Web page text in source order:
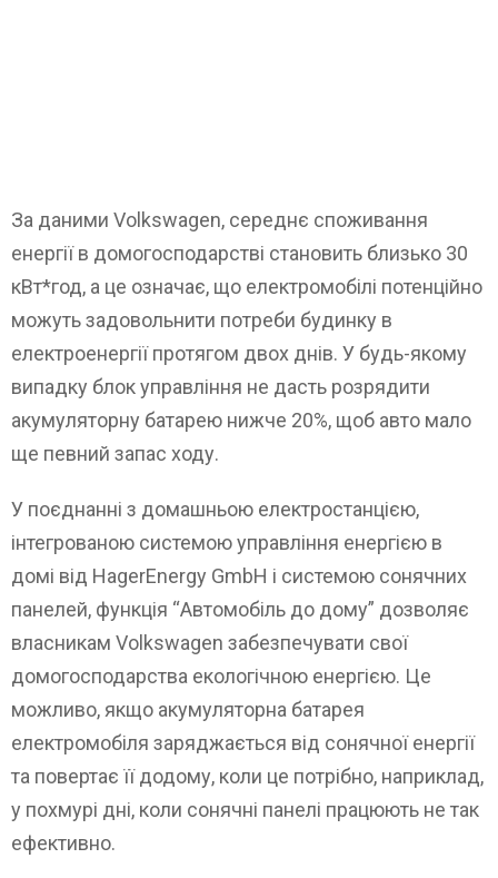
За даними Volkswagen, середнє споживання
енергії в домогосподарстві становить близько 30
кВт*год, а це означає, що електромобілі потенційно
можуть задовольнити потреби будинку в
електроенергії протягом двох днів. У будь-якому
випадку блок управління не дасть розрядити
акумуляторну батарею нижче 20%, щоб авто мало
ще певний запас ходу.
У поєднанні з домашньою електростанцією,
інтегрованою системою управління енергією в
домі від HagerEnergy GmbH і системою сонячних
панелей, функція “Автомобіль до дому” дозволяє
власникам Volkswagen забезпечувати свої
домогосподарства екологічною енергією. Це
можливо, якщо акумуляторна батарея
електромобіля заряджається від сонячної енергії
та повертає її додому, коли це потрібно, наприклад,
у похмурі дні, коли сонячні панелі працюють не так
ефективно.